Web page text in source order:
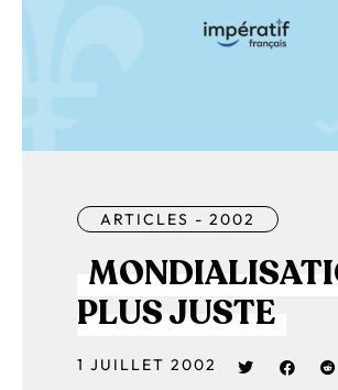
ARTICLES - 2002
PLUS JUSTE
1 JUILLET 2002